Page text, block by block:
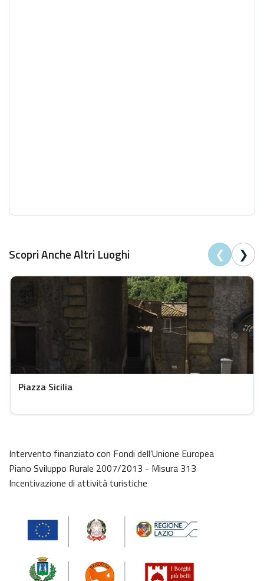
Scopri Anche Altri Luoghi ❮ ❯
Piazza Sicilia
Intervento finanziato con Fondi dell’Unione Europea
Piano Sviluppo Rurale 2007/2013 - Misura 313
Incentivazione di attività turistiche